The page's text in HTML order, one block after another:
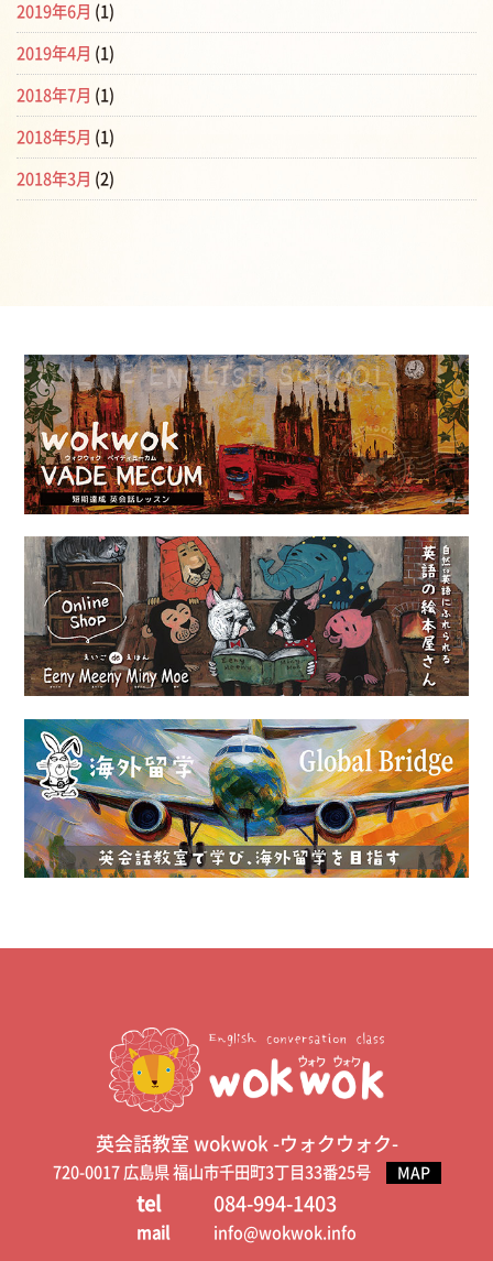
2019年6月 (1)
2019年4月 (1)
2018年7月 (1)
2018年5月 (1)
2018年3月 (2)
英会話教室 wokwok -ウォクウォク-
720-0017 広島県 福山市千田町3丁目33番25号 MAP
tel 084-994-1403
mail info@wokwok.info